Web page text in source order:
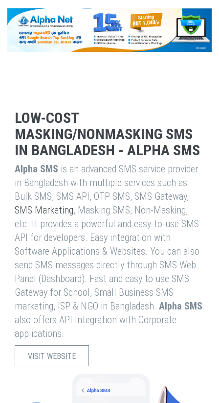
LOW-COST
MASKING/NONMASKING SMS
IN BANGLADESH - ALPHA SMS
Alpha SMS is an advanced SMS service provider
in Bangladesh with multiple services such as
Bulk SMS, SMS API, OTP SMS, SMS Gateway,
SMS Marketing, Masking SMS, Non-Masking,
etc. It provides a powerful and easy-to-use SMS
API for developers. Easy integration with
Software Applications & Websites. You can also
send SMS messages directly through SMS Web
Panel (Dashboard). Fast and easy to use SMS
Gateway for School, Small Business SMS
marketing, ISP & NGO in Bangladesh. Alpha SMS
also offers API Integration with Corporate
applications.
VISIT WEBSITE